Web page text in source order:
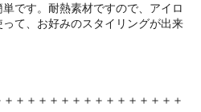
です。耐熱素材ですので、アイロ
て、お好みのスタイリングが出来
＋＋＋＋＋＋＋＋＋＋＋＋＋＋＋